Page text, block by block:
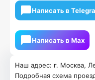
Наш адрес: г. Москва,
Подробная схема
Написать в
Написать в Мах